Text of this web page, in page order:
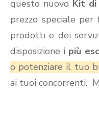
questo nuovo Kit di
prezzo speciale
prodotti e dei
disposizione i più
o potenziare il tuo
ai tuoi concorrenti.